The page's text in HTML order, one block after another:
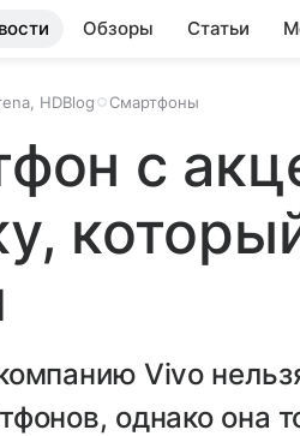
Обзоры Статьи
HDBlog Смартфоны
с
Vivo
однако она